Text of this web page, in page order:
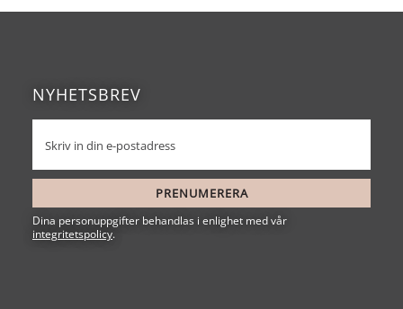
NYHETSBREV
PRENUMERERA
Dina personuppgifter behandlas i enlighet med vår
integritetspolicy.